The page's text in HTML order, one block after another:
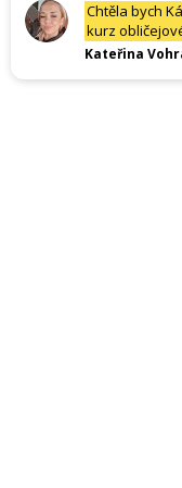
Chtěla bych
kurz
všemi lekcemi